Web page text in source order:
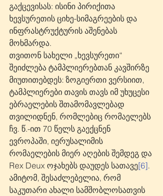
გაქცევისას: ისინი პირიქითა
ხევსურეთის ციხე-სიმაგრეების და
ინფრასტრუქტურის აშენებას
მოხმარდა.
თვითონ სახელი „ხევსურეთი“
შეიძლება ტამპლიერებთან კავშირზე
მიუთითებდეს: ზოგიერთი ვერსიით,
ტამპლიერები თავის თავს იმ უხუცესი
ებრაელების შთამომავლებად
თვილიდნენ, რომლებიც რომაელებს
ჩვ. წ.-ით 70 წელს გაექცნენ
ევროპაში, იერუსალიმის
რომაელების მიერ აღების შემდეგ და
Rex Deux ოჯახებს დაუდეს სათავე[6].
ამიტომ, შესაძლებელია, რომ
საკუთარი ახალი სამშობლოსათვის